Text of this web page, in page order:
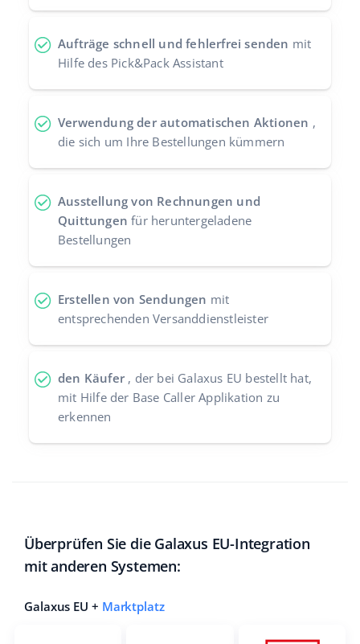
Aufträge schnell und fehlerfrei senden mit
Hilfe des Pick&Pack Assistant
Verwendung der automatischen Aktionen ,
die sich um Ihre Bestellungen kümmern
Ausstellung von Rechnungen und
Quittungen für heruntergeladene
Bestellungen
Erstellen von Sendungen mit
entsprechenden Versanddienstleister
den Käufer , der bei Galaxus EU bestellt hat,
mit Hilfe der Base Caller Applikation zu
erkennen
Überprüfen Sie die Galaxus EU-Integration
mit anderen Systemen:
Galaxus EU + Marktplatz